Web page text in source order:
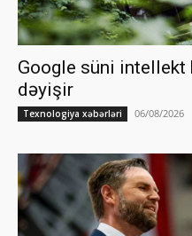
Google süni
dəyişir
Texnologiya xəbərləri 06/08/2026